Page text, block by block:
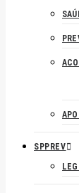
SPPREV